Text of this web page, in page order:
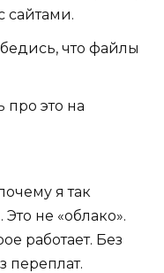
сайтами.
что файлы
это на
я так
не «облако».
работает. Без
переплат.